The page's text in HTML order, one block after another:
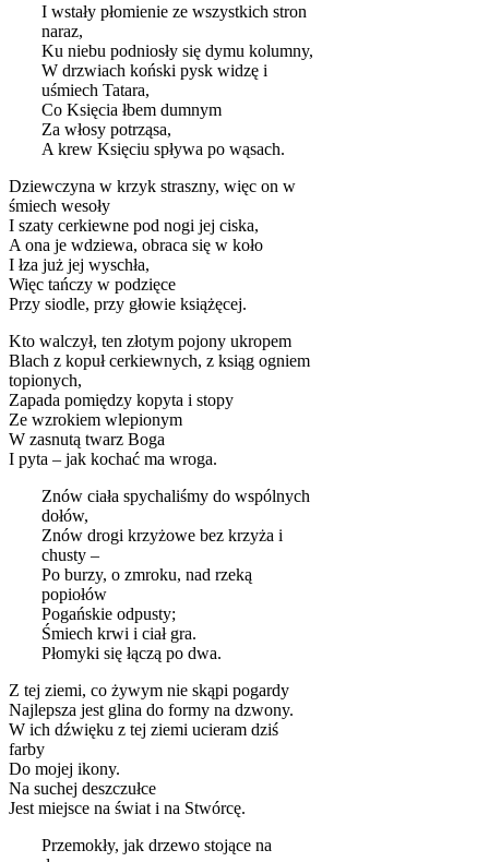
I wstały płomienie ze wszystkich stron
naraz,
Ku niebu podniosły się dymu kolumny,
W drzwiach koński pysk widzę i
uśmiech Tatara,
Co Księcia łbem dumnym
Za włosy potrząsa,
A krew Księciu spływa po wąsach.
Dziewczyna w krzyk straszny, więc on w
śmiech wesoły
I szaty cerkiewne pod nogi jej ciska,
A ona je wdziewa, obraca się w koło
I łza już jej wyschła,
Więc tańczy w podzięce
Przy siodle, przy głowie książęcej.
Kto walczył, ten złotym pojony ukropem
Blach z kopuł cerkiewnych, z ksiąg ogniem
topionych,
Zapada pomiędzy kopyta i stopy
Ze wzrokiem wlepionym
W zasnutą twarz Boga
I pyta – jak kochać ma wroga.
Znów ciała spychaliśmy do wspólnych
dołów,
Znów drogi krzyżowe bez krzyża i
chusty –
Po burzy, o zmroku, nad rzeką
popiołów
Pogańskie odpusty;
Śmiech krwi i ciał gra.
Płomyki się łączą po dwa.
Z tej ziemi, co żywym nie skąpi pogardy
Najlepsza jest glina do formy na dzwony.
W ich dźwięku z tej ziemi ucieram dziś
farby
Do mojej ikony.
Na suchej deszczułce
Jest miejsce na świat i na Stwórcę.
Przemokły, jak drzewo stojące na